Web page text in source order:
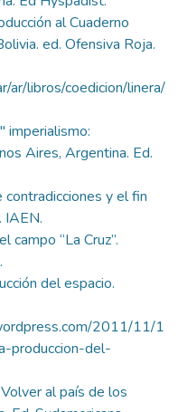
al Cuaderno
ed. Ofensiva Roja.
ar/libros/coedicion/linera/
imperialismo:
Aires, Argentina. Ed.
y el fin
IAEN.
“La Cruz”.
del espacio.
2011/11/1
produccion-del-
al país de los